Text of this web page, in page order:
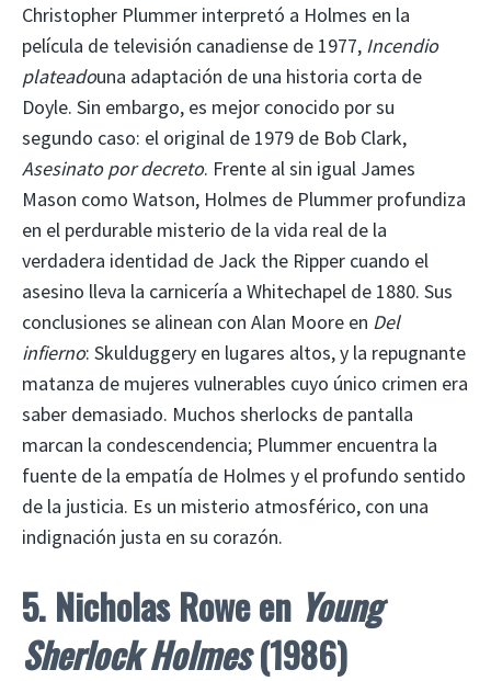
Christopher Plummer interpretó a Holmes en la
película de televisión canadiense de 1977, Incendio
plateadouna adaptación de una historia corta de
Doyle. Sin embargo, es mejor conocido por su
segundo caso: el original de 1979 de Bob Clark,
Asesinato por decreto. Frente al sin igual James
Mason como Watson, Holmes de Plummer profundiza
en el perdurable misterio de la vida real de la
verdadera identidad de Jack the Ripper cuando el
asesino lleva la carnicería a Whitechapel de 1880. Sus
conclusiones se alinean con Alan Moore en Del
infierno: Skulduggery en lugares altos, y la repugnante
matanza de mujeres vulnerables cuyo único crimen era
saber demasiado. Muchos sherlocks de pantalla
marcan la condescendencia; Plummer encuentra la
fuente de la empatía de Holmes y el profundo sentido
de la justicia. Es un misterio atmosférico, con una
indignación justa en su corazón.
5. Nicholas Rowe en Young
Sherlock Holmes(1986)